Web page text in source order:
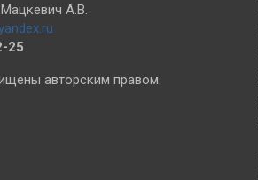
Мацкевич А.В.
25
авторским правом.